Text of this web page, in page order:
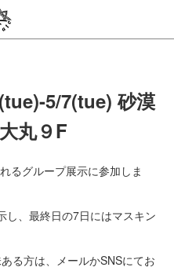
5/7(tue) 砂漠
丸９F
るグループ展示に参加しま
し、最終日の7日にはマスキン
る方は、メールかSNSにてお